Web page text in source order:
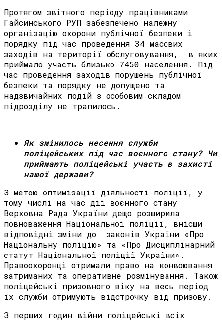
Протягом звітного періоду працівниками
Гайсинського РУП забезпечено належну
організацію охорони публічної безпеки і
порядку під час проведення 34 масових
заходів на території обслуговування, в яких
приймало участь близько 7450 населення. Під
час проведення заходів порушень публічної
безпеки та порядку не допущено та
надзвичайних подій з особовим складом
підрозділу не трапилось.
Як змінилось несення служби
поліцейських під час воєнного стану? Чи
приймають поліцейські участь в захисті
нашої держави?
З метою оптимізації діяльності поліції, у
тому числі на час дії воєнного стану
Верховна Рада України дещо розширила
повноваження Національної поліції, внісши
відповідні зміни до законів України «Про
Національну поліцію» та «Про Дисциплінарний
статут Національної поліції України».
Правоохоронці отримали право на конвоювання
затриманих та оперативне розмінування. Також
поліцейські призовного віку на весь період
їх служби отримують відстрочку від призову.
З перших годин війни поліцейські всіх